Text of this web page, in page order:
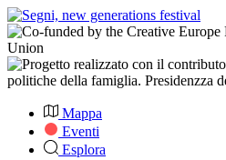
Mappa
Eventi
Esplora